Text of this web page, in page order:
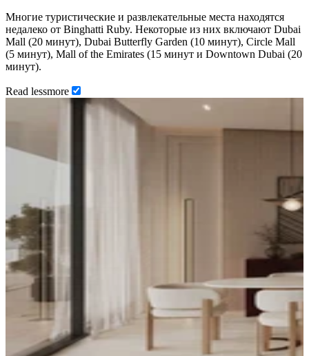
Многие туристические и развлекательные места находятся
недалеко от Binghatti Ruby. Некоторые из них включают Dubai
Mall (20 минут), Dubai Butterfly Garden (10 минут), Circle Mall
(5 минут), Mall of the Emirates (15 минут и Downtown Dubai (20
минут).
Read lessmore